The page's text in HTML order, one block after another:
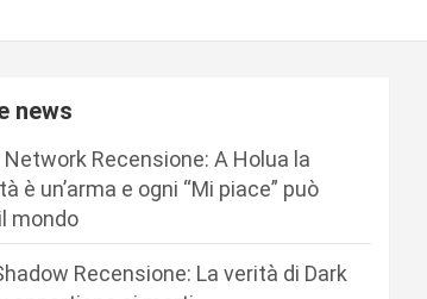
news
Recensione: A Holua la
è un’arma e ogni “Mi piace” può
mondo
Recensione: La verità di Dark